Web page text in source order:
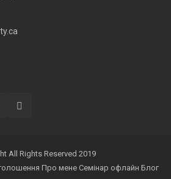
All Rights Reserved 2019
Про мене Семінар офлайн Блог